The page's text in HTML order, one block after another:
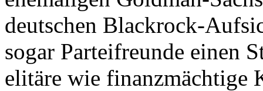
deutschen Blackrock-
sogar Parteifreunde einen
elitäre wie finanzmächtige